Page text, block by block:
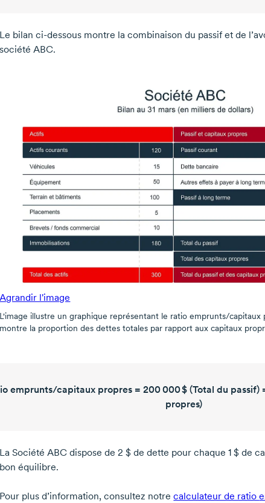
Le bilanci-dessous montre la combinaison du passif et de
société ABC.
Agrandir l'image
L'image illustre un graphique représentant le ratioemprunts/capitaux
montre la proportion des dettes totales par rapport aux capitaux
emprunts/capitaux propres =200 000 $ (Total du passif)
propres)
La Société ABC dispose de2 $ de dette pourchaque 1 $ de
bon équilibre.
Pour plus d’information, consultez notrecalculateur de ratio